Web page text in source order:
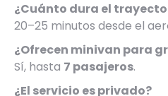
¿Cuánto dura el
20–25 minutos desde el
¿Ofrecen minivan para
Sí, hasta 7 pasajeros.
¿El servicio es privado?